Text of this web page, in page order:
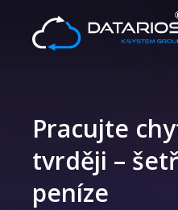
Pracujte
tvrději –
peníze